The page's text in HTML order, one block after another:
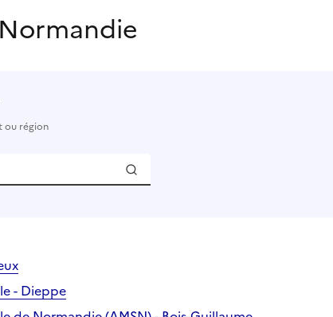
Normandie
ou région
- Dieppe